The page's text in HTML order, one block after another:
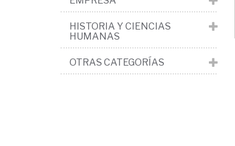
HISTORIA Y CIENCIAS
HUMANAS
OTRAS CATEGORÍAS